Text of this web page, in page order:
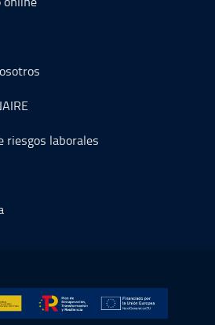
riesgos laborales
Transformación y